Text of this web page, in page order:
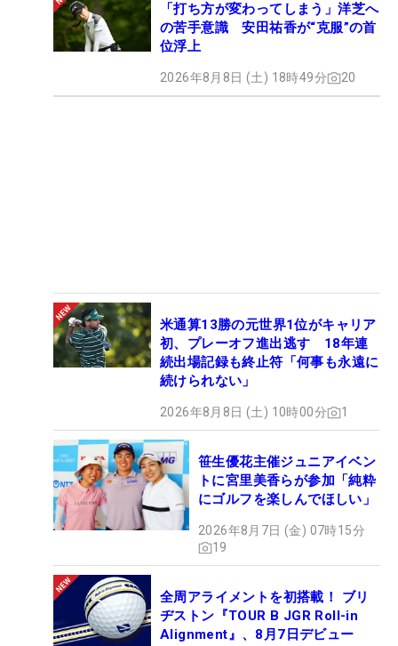
「打ち方が変わってしまう」洋芝へ
の苦手意識 安田祐香が“克服”の首
位浮上
2026年8月8日 (土) 18時49分 20
米通算13勝の元世界1位がキャリア
初、プレーオフ進出逃す 18年連
続出場記録も終止符「何事も永遠に
続けられない」
2026年8月8日 (土) 10時00分 1
笹生優花主催ジュニアイベン
トに宮里美香らが参加「純粋
にゴルフを楽しんでほしい」
2026年8月7日 (金) 07時15分
19
全周アライメントを初搭載！ ブリ
ヂストン『TOUR B JGR Roll-in
Alignment』、8月7日デビュー